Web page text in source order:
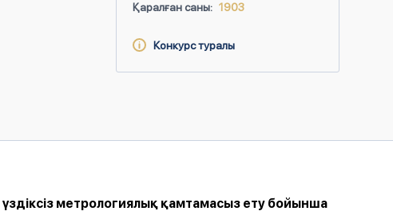
Қаралған саны: 1903
Конкурс туралы
үздіксіз метрологиялық қамтамасыз ету бойынша